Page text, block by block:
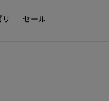
セール